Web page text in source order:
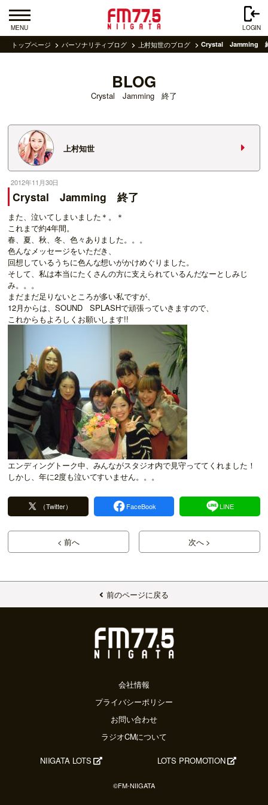
MENU LOGIN
トップページ パーソナリティブログ 上村知世のブログ Crystal Jamming
BLOG
Crystal Jamming 終了
上村知世
2012年11月30日
Crystal Jamming 終了
また、泣いてしまいました＊。＊
これまで約4年間。
春、夏、秋、冬、色々ありました。。。
色んなメッセージをいただき、
回想しているうちに色んな想いがかけめぐりました。
そして、私は本当にたくさんの方に支えられているんだなーとしみじ
み。。。
まだまだ足りないところが多い私ですが、
12月からは、SOUND SPLASHで頑張っていきますので、
これからもよろしくお願いします!!
エンディングトーク中、みんながスタジオ内で見守っててくれました！
しかし、年に2度も泣いてすいません。。。
（Twitter） FaceBook LINE
< 前へ 次へ >
前のページに戻る
会社情報
プライバシーポリシー
お問い合わせ
ラジオCMについて
NIIGATA LOTS LOTS PROMOTION
©FM-NIIGATA